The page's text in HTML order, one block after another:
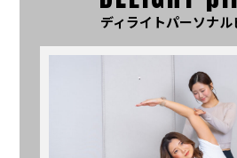
ディライトパーソナル